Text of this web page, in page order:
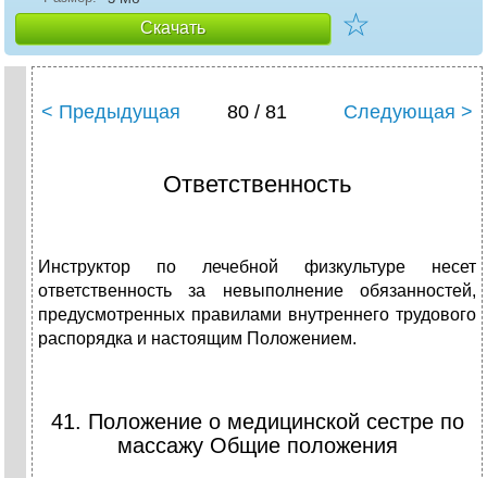
Скачать ☆
< Предыдущая 80 / 81 Следующая >
Ответственность
Инструктор по лечебной физкультуре несет
ответственность за невыполнение обязанностей,
предусмотренных правилами внутреннего трудового
распорядка и настоящим Положением.
41. Положение о медицинской сестре по
массажу Общие положения